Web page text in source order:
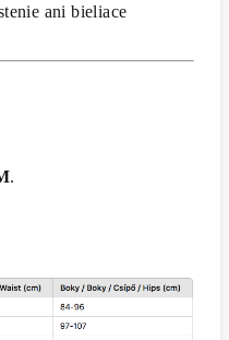
ani bieliace
.